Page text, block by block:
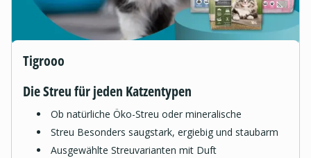
Tigrooo
Die Streu für jeden Katzentypen
Ob natürliche Öko-Streu oder mineralische
Streu Besonders saugstark, ergiebig und staubarm
Ausgewählte Streuvarianten mit Duft